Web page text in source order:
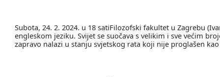
Subota, 24. 2. 2024. u 18 satiFilozofski fakultet u Zagrebu
engleskom jeziku. Svijet se suočava s velikim i sve većim
zapravo nalazi u stanju svjetskog rata koji nije proglašen